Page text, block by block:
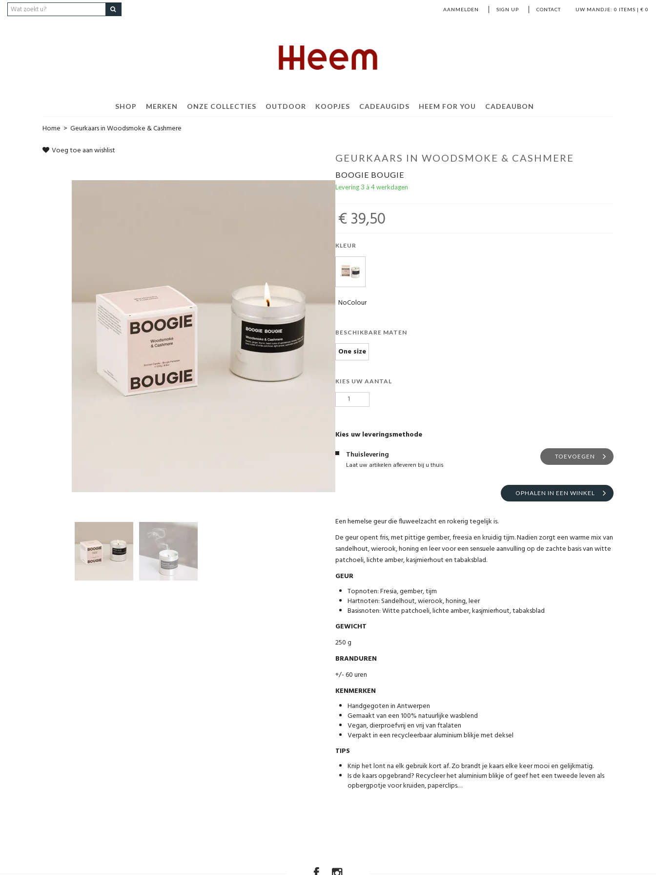
UW MANDJE: 0 ITEMS | € 0
AANMELDEN SIGN UP CONTACT
SHOP MERKEN ONZE COLLECTIES OUTDOOR KOOPJES CADEAUGIDS HEEM FOR YOU CADEAUBON
Home > Geurkaars in Woodsmoke & Cashmere
Voeg toe aan wishlist
GEURKAARS IN WOODSMOKE & CASHMERE
BOOGIE BOUGIE
Levering 3 à 4 werkdagen
€ 39,50
KLEUR
NoColour
BESCHIKBARE MATEN
One size
KIES UW AANTAL
Kies uw leveringsmethode
Thuislevering
Laat uw artikelen afleveren bij u thuis
TOEVOEGEN
OPHALEN IN EEN WINKEL
Een hemelse geur die fluweelzacht en rokerig tegelijk is.
De geur opent fris, met pittige gember, freesia en kruidig tijm. Nadien zorgt een warme mix van
sandelhout, wierook, honing en leer voor een sensuele aanvulling op de zachte basis van witte
patchoeli, lichte amber, kasjmierhout en tabaksblad.
GEUR
Topnoten: Fresia, gember, tijm
Hartnoten: Sandelhout, wierook, honing, leer
Basisnoten: Witte patchoeli, lichte amber, kasjmierhout, tabaksblad
GEWICHT
250 g
BRANDUREN
+/- 60 uren
KENMERKEN
Handgegoten in Antwerpen
Gemaakt van een 100% natuurlijke wasblend
Vegan, dierproefvrij en vrij van ftalaten
Verpakt in een recycleerbaar aluminium blikje met deksel
TIPS
Knip het lont na elk gebruik kort af. Zo brandt je kaars elke keer mooi en gelijkmatig.
Is de kaars opgebrand? Recycleer het aluminium blikje of geef het een tweede leven als
opbergpotje voor kruiden, paperclips…